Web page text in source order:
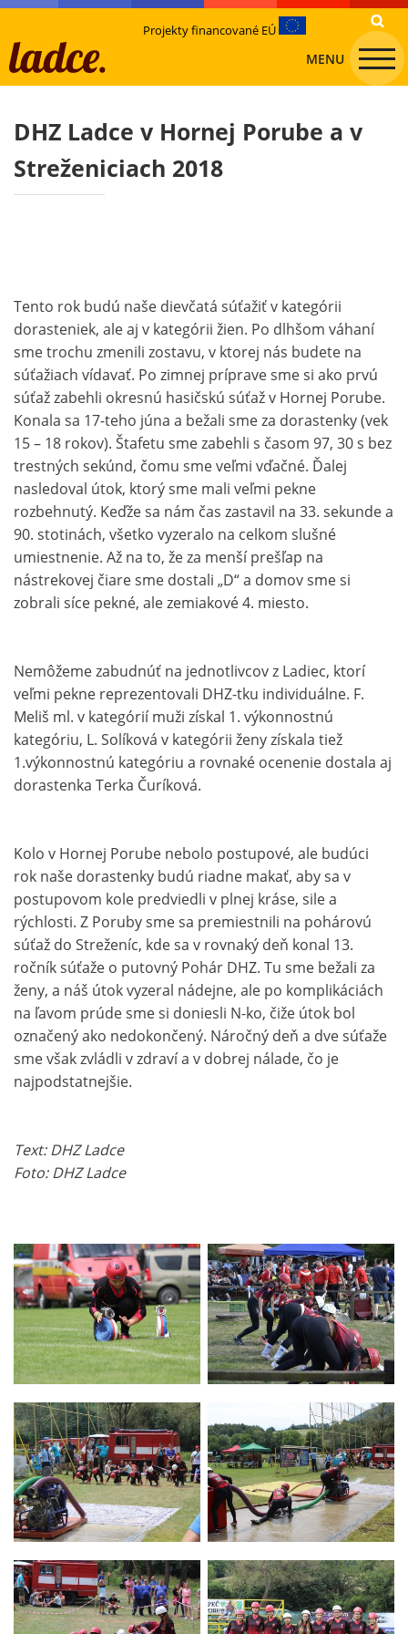
Projekty financované EÚ
MENU
DHZ Ladce v Hornej Porube a v
Streženiciach 2018
Tento rok budú naše dievčatá súťažiť v kategórii
dorasteniek, ale aj v kategórii žien. Po dlhšom váhaní
sme trochu zmenili zostavu, v ktorej nás budete na
súťažiach vídavať. Po zimnej príprave sme si ako prvú
súťaž zabehli okresnú hasičskú súťaž v Hornej Porube.
Konala sa 17-teho júna a bežali sme za dorastenky (vek
15 – 18 rokov). Štafetu sme zabehli s časom 97, 30 s bez
trestných sekúnd, čomu sme veľmi vďačné. Ďalej
nasledoval útok, ktorý sme mali veľmi pekne
rozbehnutý. Keďže sa nám čas zastavil na 33. sekunde a
90. stotinách, všetko vyzeralo na celkom slušné
umiestnenie. Až na to, že za menší prešľap na
nástrekovej čiare sme dostali „D“ a domov sme si
zobrali síce pekné, ale zemiakové 4. miesto.
Nemôžeme zabudnúť na jednotlivcov z Ladiec, ktorí
veľmi pekne reprezentovali DHZ-tku individuálne. F.
Meliš ml. v kategórií muži získal 1. výkonnostnú
kategóriu, L. Solíková v kategórii ženy získala tiež
1.výkonnostnú kategóriu a rovnaké ocenenie dostala aj
dorastenka Terka Čuríková.
Kolo v Hornej Porube nebolo postupové, ale budúci
rok naše dorastenky budú riadne makať, aby sa v
postupovom kole predviedli v plnej kráse, sile a
rýchlosti. Z Poruby sme sa premiestnili na pohárovú
súťaž do Streženíc, kde sa v rovnaký deň konal 13.
ročník súťaže o putovný Pohár DHZ. Tu sme bežali za
ženy, a náš útok vyzeral nádejne, ale po komplikáciách
na ľavom prúde sme si doniesli N-ko, čiže útok bol
označený ako nedokončený. Náročný deň a dve súťaže
sme však zvládli v zdraví a v dobrej nálade, čo je
najpodstatnejšie.
Text: DHZ Ladce
Foto: DHZ Ladce